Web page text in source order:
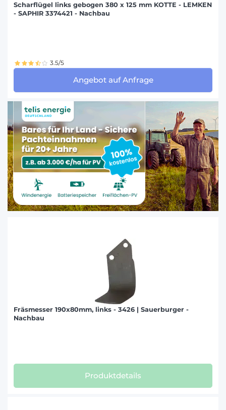
Scharflügel links gebogen 380 x 125 mm KOTTE - LEMKEN
- SAPHIR 3374421 - Nachbau
3.5/5
Angebot auf Anfrage
Fräsmesser 190x80mm, links - 3426 | Sauerburger -
Nachbau
Produktdetails